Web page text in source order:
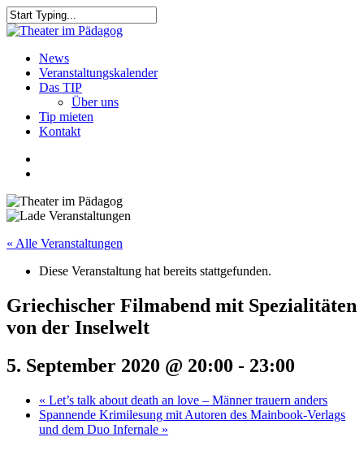
Skip
to
content
Close
search
Menu
News
Veranstaltungskalender
Das TIP
Über uns
Tip mieten
Kontakt
« Alle Veranstaltungen
Diese Veranstaltung hat bereits stattgefunden.
Griechischer Filmabend mit Spezialitäten
von der Inselwelt
5. September 2020 @ 20:00 - 23:00
« Let’s talk about death an love – Männer trauern anders
Spannende Krimilesung mit Autoren des Mainbook-Verlags
und dem Duo Infernale »